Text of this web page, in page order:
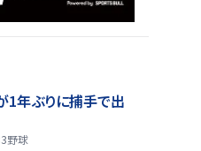
1年ぶりに捕手で出
野球